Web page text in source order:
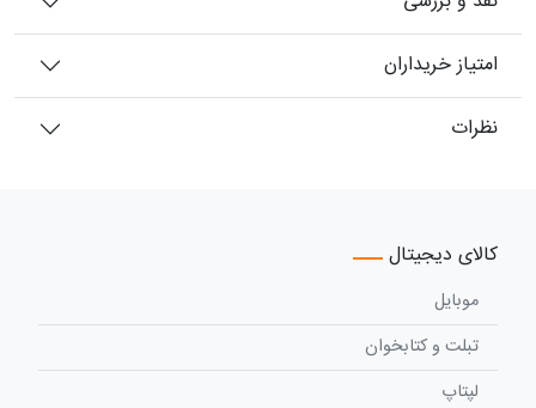
امتیاز خریداران
نظرات
کالای دیجیتال
موبایل
تبلت و کتابخوان
لپتاپ